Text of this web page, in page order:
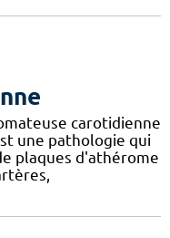
carotidienne
une pathologie qui
plaques d'athérome